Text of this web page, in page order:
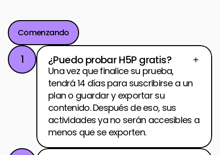
Preguntas
Comenzando
1 ¿Puedo probar H5P gratis?
Una vez que finalice su prueba,
tendrá 14 días para suscribirse a un
plan o guardar y exportar su
contenido. Después de eso, sus
actividades ya no serán accesibles a
menos que se exporten.